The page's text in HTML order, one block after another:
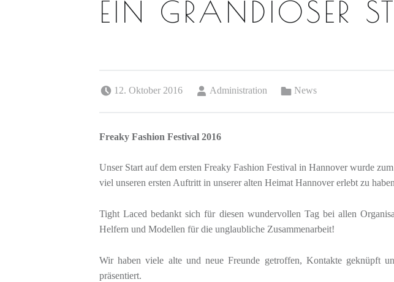
EIN GRANDIOSER
12. Oktober 2016
Administration
News
Freaky Fashion Festival 2016
Unser Start auf dem ersten Freaky Fashion Festival in Hannover wurde
viel unseren ersten Auftritt in unserer alten Heimat Hannover erlebt zu
Tight Laced bedankt sich für diesen wundervollen Tag bei allen
Helfern und Modellen für die unglaubliche Zusammenarbeit!
Wir haben viele alte und neue Freunde getroffen, Kontakte geknüpft
präsentiert.